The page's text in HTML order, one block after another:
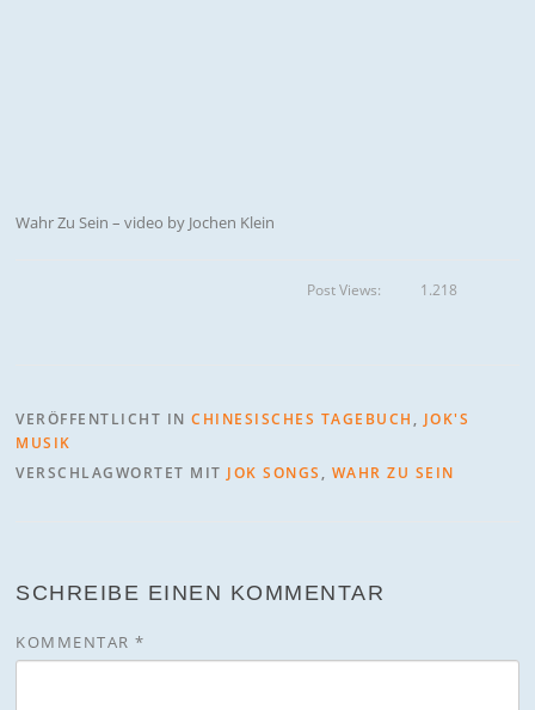
Wahr Zu Sein – video by Jochen Klein
Post Views: 1.218
VERÖFFENTLICHT INCHINESISCHES TAGEBUCH , JOK'S
MUSIK
VERSCHLAGWORTET MIT JOK SONGS , WAHR ZU SEIN
SCHREIBE EINEN KOMMENTAR
KOMMENTAR*